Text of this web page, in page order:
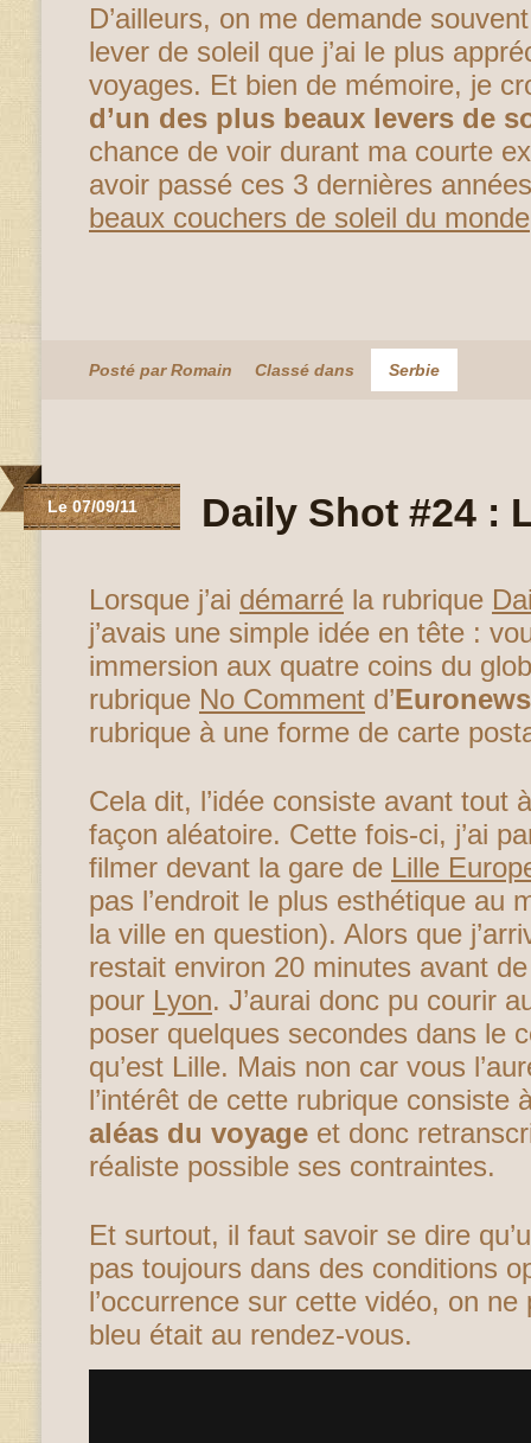
D’ailleurs, on me demande
lever de soleil que j’ai le plus
voyages. Et bien de mémoire, je
d’un des plus beaux levers de
chance de voir durant ma courte
avoir passé ces 3 dernières
beaux couchers de soleil du monde
Posté par Romain Classé dans Serbie
Le 07/09/11 Daily Shot #24 :
Lorsque j’ai démarré la rubrique
j’avais une simple idée en tête :
immersion aux quatre coins du
rubrique No Comment d’Euronews
rubrique à une forme de carte
Cela dit, l’idée consiste avant tout
façon aléatoire. Cette fois-ci, j’ai
filmer devant la gare de Lille
pas l’endroit le plus esthétique au
la ville en question). Alors que
restait environ 20 minutes avant
pour Lyon. J’aurai donc pu courir
poser quelques secondes dans le
qu’est Lille. Mais non car vous
l’intérêt de cette rubrique consiste
aléas du voyage et donc
réaliste possible ses contraintes.
Et surtout, il faut savoir se dire
pas toujours dans des conditions
l’occurrence sur cette vidéo, on
bleu était au rendez-vous.